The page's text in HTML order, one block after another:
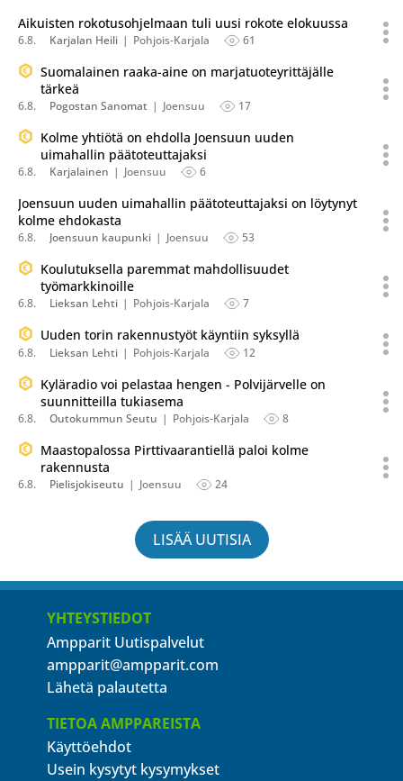
Aikuisten rokotusohjelmaan tuli uusi rokote elokuussa
6.8. Karjalan Heili Pohjois-Karjala 61
Suomalainen raaka-aine on marjatuoteyrittäjälle
tärkeä
6.8. Pogostan Sanomat Joensuu 17
Kolme yhtiötä on ehdolla Joensuun uuden
uimahallin päätoteuttajaksi
6.8. Karjalainen Joensuu 6
Joensuun uuden uimahallin päätoteuttajaksi on löytynyt
kolme ehdokasta
6.8. Joensuun kaupunki Joensuu 53
Koulutuksella paremmat mahdollisuudet
työmarkkinoille
6.8. Lieksan Lehti Pohjois-Karjala 7
Uuden torin rakennustyöt käyntiin syksyllä
6.8. Lieksan Lehti Pohjois-Karjala 12
Kyläradio voi pelastaa hengen - Polvijärvelle on
suunnitteilla tukiasema
6.8. Outokummun Seutu Pohjois-Karjala 8
Maastopalossa Pirttivaarantiellä paloi kolme
rakennusta
6.8. Pielisjokiseutu Joensuu 24
LISÄÄ UUTISIA
YHTEYSTIEDOT
Ampparit Uutispalvelut
ampparit@ampparit.com
Lähetä palautetta
TIETOA AMPPAREISTA
Käyttöehdot
Usein kysytyt kysymykset